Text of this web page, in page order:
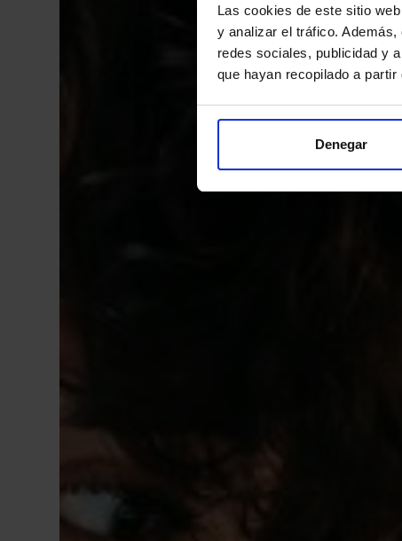
Las cookies de este sitio
y analizar el tráfico.
redes sociales, publicidad y
que hayan recopilado a
Denegar